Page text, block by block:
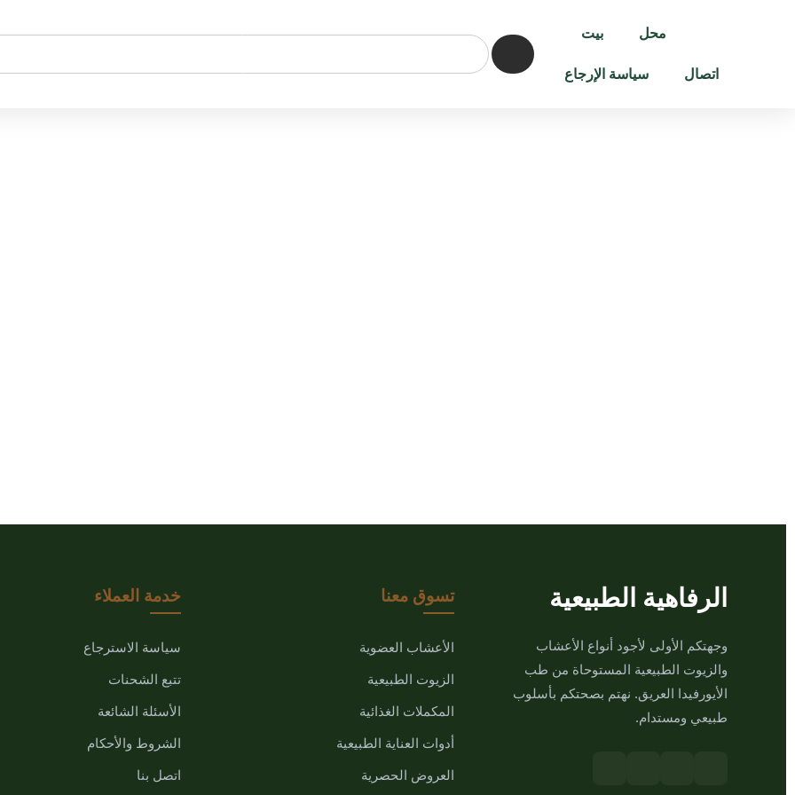
بيت محل
سياسة الإرجاع اتصال
الرفاهية الطبيعية
وجهتكم الأولى لأجود أنواع الأعشاب
والزيوت الطبيعية المستوحاة من طب
الأيورفيدا العريق. نهتم بصحتكم بأسلوب
طبيعي ومستدام.
تسوق معنا
الأعشاب العضوية
الزيوت الطبيعية
المكملات الغذائية
أدوات العناية الطبيعية
العروض الحصرية
خدمة العملاء
سياسة الاسترجاع
تتبع الشحنات
الأسئلة الشائعة
الشروط والأحكام
اتصل بنا